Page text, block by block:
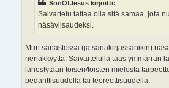
SonOfJesus kirjoitti:
Saivartelu taitaa olla sitä samaa, jota
näsäviisaudeksi.
Mun sanastossa (ja sanakirjassanikin)
nenäkkyyttä. Saivartelulla taas ymmärrän
lähestytään toisen/toisten mielestä
pedanttisuudella tai teoreettisuudella.